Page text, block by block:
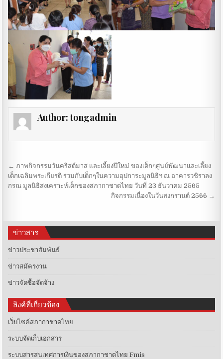
Author:tongadmin
Post navigation
← ภาพกิจกรรมวันคริสต์มาส และเลี้ยงปีใหม่ ของเด็กๆศูนย์พัฒนาและเลี้ยง
เด็กเฉลิมพระเกียรติ ร่วมกับเด็กๆในความอุปการะมูลนิธิฯ ณ อาคารวชิราลง
กรณ มูลนิธิสงเคราะห์เด็กของสภากาชาดไทย วันที่ 23 ธันวาคม 2565
กิจกรรมเนื่องในวันสงกรานต์ 2566 →
ข่าวสาร
ข่าวประชาสัมพันธ์
ข่าวสมัครงาน
ข่าวจัดซื้อจัดจ้าง
ลิงค์ที่เกี่ยวข้อง
เว็บไซค์สภากาชาดไทย
ระบบจัดเก็บเอกสาร
ระบบสารสนเทศการเงินของสภากาชาดไทย Fmis